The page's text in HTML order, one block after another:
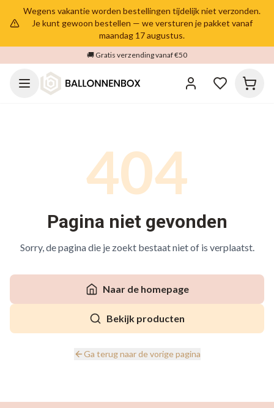
Wegens vakantie worden bestellingen tijdelijk niet verzonden.
Je kunt gewoon bestellen — we versturen je pakket vanaf
maandag 17 augustus.
🚚 Gratis verzending vanaf €50
404
Pagina niet gevonden
Sorry, de pagina die je zoekt bestaat niet of is verplaatst.
Naar de homepage
Bekijk producten
Ga terug naar de vorige pagina